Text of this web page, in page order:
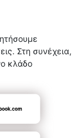
Στη συνέχεια,
κλάδο